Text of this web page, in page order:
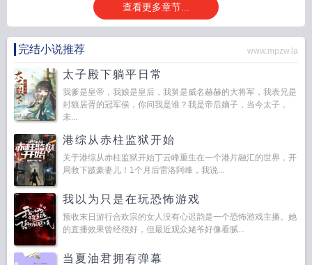
查看更多章节...
完结小说推荐 www.mpzw.la
太子殿下躺平日常
我爹是皇帝，我娘是皇后，我舅是威名赫赫的大将军，我表兄是
封狼居胥的冠军侯，你问我是谁？我是帝后嫡子，当今太子，
未...
港综从赤柱监狱开始
关于港综从赤柱监狱开始丁云峰重生在一个港片融汇的世界，开
局救下跛豪妻儿！1个月后雷洛阿峰，我说...
我以为只是在玩恐怖游戏
预收末日游行合欢宗的女人没有心迟韵是一个恐怖游戏主播。她
的直播效果曾经很好，但最近观众姥爷好像看腻...
当夏油君拥有弹幕